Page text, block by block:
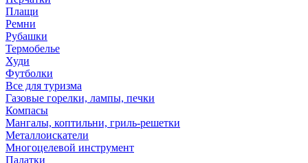
Плащи
Ремни
Рубашки
Термобелье
Худи
Футболки
Все для туризма
Газовые горелки, лампы, печки
Компасы
Мангалы, коптильни, гриль-решетки
Металлоискатели
Многоцелевой инструмент
Палатки